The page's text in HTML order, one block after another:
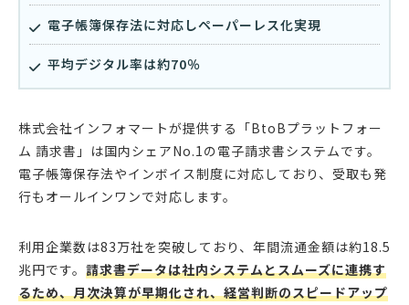
電子帳簿保存法に対応しペーパーレス化実現
平均デジタル率は約70％
株式会社インフォマートが提供する「BtoBプラットフォー
ム 請求書」は国内シェアNo.1の電子請求書システムです。
電子帳簿保存法やインボイス制度に対応しており、受取も発
行もオールインワンで対応します。
利用企業数は83万社を突破しており、年間流通金額は約18.5
兆円です。 請求書データは社内システムとスムーズに連携す
るため、月次決算が早期化され、経営判断のスピードアップ